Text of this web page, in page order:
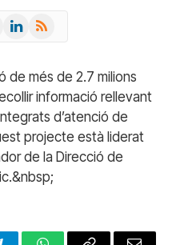
LinkedIn
RSS
de més de 2.7 milions
informació rellevant
d’atenció de
projecte està liderat
de la Direcció de